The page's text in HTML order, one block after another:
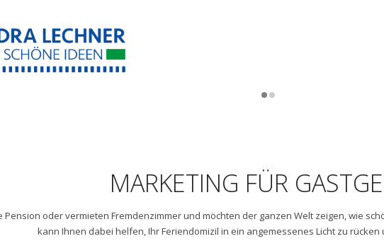
MARKETING FÜR
Pension oder vermieten Fremdenzimmer und möchten der ganzen Welt zeigen, wie
kann Ihnen dabei helfen, Ihr Feriendomizil in ein angemessenes Licht zu